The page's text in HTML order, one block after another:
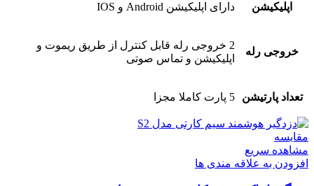
اپلیکیشن دارای اپلیکیشن Android و IOS
خروجی رله
2 خروجی رله قابل کنترل از طریق ریموت و
اپلیکیشن و تماس صوتی
تعداد پارتیشن 5 پارت کاملا مجزا
مقایسه
مشاهده سریع
افزودن به علاقه مندی ها